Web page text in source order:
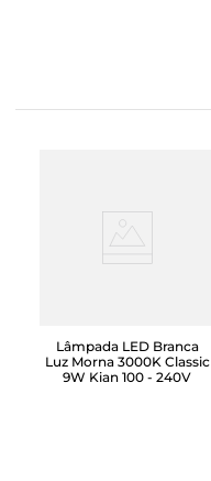
Lâmpada LED Branca
Luz Morna 3000K Classic
9W Kian 100 - 240V